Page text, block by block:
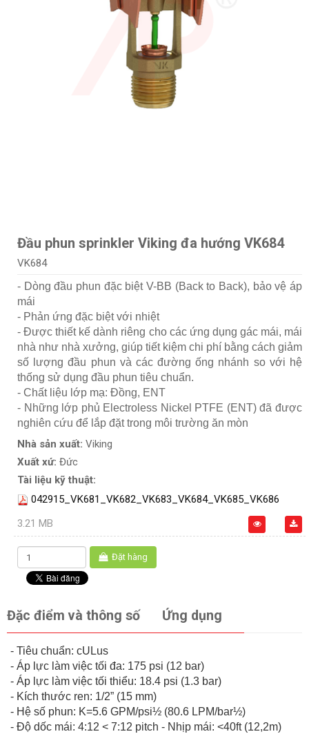
Đầu phun sprinkler Viking đa hướng VK684
VK684
- Dòng đầu phun đặc biệt V-BB (Back to Back), bảo vệ áp
mái
- Phản ứng đặc biệt với nhiệt
- Được thiết kế dành riêng cho các ứng dụng gác mái, mái
nhà như nhà xưởng, giúp tiết kiệm chi phí bằng cách giảm
số lượng đầu phun và các đường ống nhánh so với hệ
thống sử dụng đầu phun tiêu chuẩn.
- Chất liệu lớp mạ: Đồng, ENT
- Những lớp phủ Electroless Nickel PTFE (ENT) đã được
nghiên cứu để lắp đặt trong môi trường ăn mòn
Nhà sản xuất: Viking
Xuất xứ: Đức
Tài liệu kỹ thuật:
042915_VK681_VK682_VK683_VK684_VK685_VK686
3.21 MB
Đặt hàng
Đặc điểm và thông số Ứng dụng
- Tiêu chuẩn: cULus
- Áp lực làm việc tối đa: 175 psi (12 bar)
- Áp lực làm việc tối thiểu: 18.4 psi (1.3 bar)
- Kích thước ren: 1/2” (15 mm)
- Hệ số phun: K=5.6 GPM/psi½ (80.6 LPM/bar½)
- Độ dốc mái: 4:12 < 7:12 pitch - Nhịp mái: <40ft (12,2m)